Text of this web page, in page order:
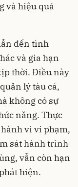
và hiệu quả
đến tình
và gia hạn
thời. Điều này
lý tàu cá,
không có sự
năng. Thực
vi vi phạm,
sát hành trình
vẫn còn hạn
hiện.